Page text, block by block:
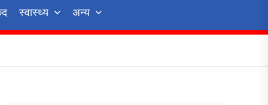
स्वास्थ्य अन्य